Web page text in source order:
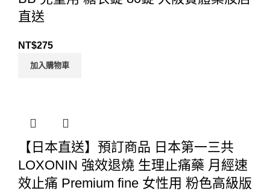
直送
NT$275
加入購物車
【日本直送】預訂商品 日本第一三共
LOXONIN 強效退燒 生理止痛藥 月經速
效止痛 Premium fine 女性用 粉色高級版